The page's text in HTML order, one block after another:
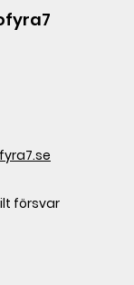
försvar